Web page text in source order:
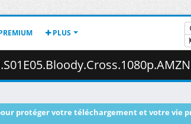
PLUS
DL.DUAL.DDP2.0.H.264.MSubs-ToonsHub.mkv.001 (
protéger votre téléchargement et votre vie